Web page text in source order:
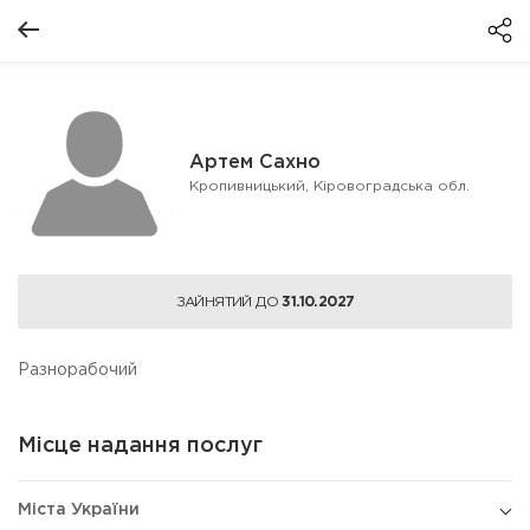
Артем Сахно
Кропивницький, Кіровоградська обл.
ЗАЙНЯТИЙ ДО31.10.2027
Разнорабочий
Місце надання послуг
Міста України